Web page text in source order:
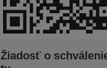
Žiadosť o